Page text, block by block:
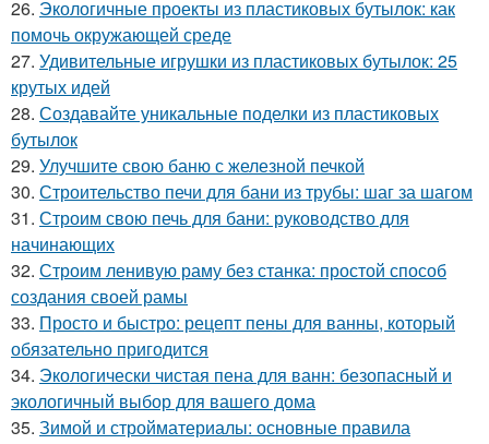
26. Экологичные проекты из пластиковых бутылок: как
помочь окружающей среде
27. Удивительные игрушки из пластиковых бутылок: 25
крутых идей
28. Создавайте уникальные поделки из пластиковых
бутылок
29. Улучшите свою баню с железной печкой
30. Строительство печи для бани из трубы: шаг за шагом
31. Строим свою печь для бани: руководство для
начинающих
32. Строим ленивую раму без станка: простой способ
создания своей рамы
33. Просто и быстро: рецепт пены для ванны, который
обязательно пригодится
34. Экологически чистая пена для ванн: безопасный и
экологичный выбор для вашего дома
35. Зимой и стройматериалы: основные правила